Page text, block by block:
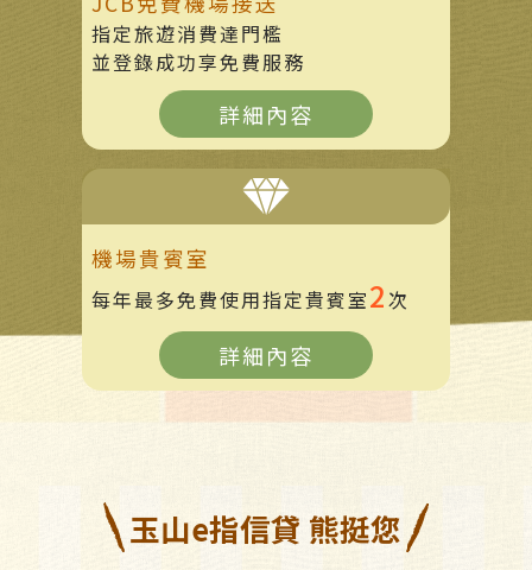
指定旅遊消費達門檻
並登錄成功享免費服務
詳細內容
機場貴賓室
每年最多免費使用指定貴賓室2次
詳細內容
玉山e指信貸 熊挺您